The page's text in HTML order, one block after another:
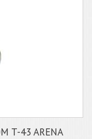
T-43 ARENA